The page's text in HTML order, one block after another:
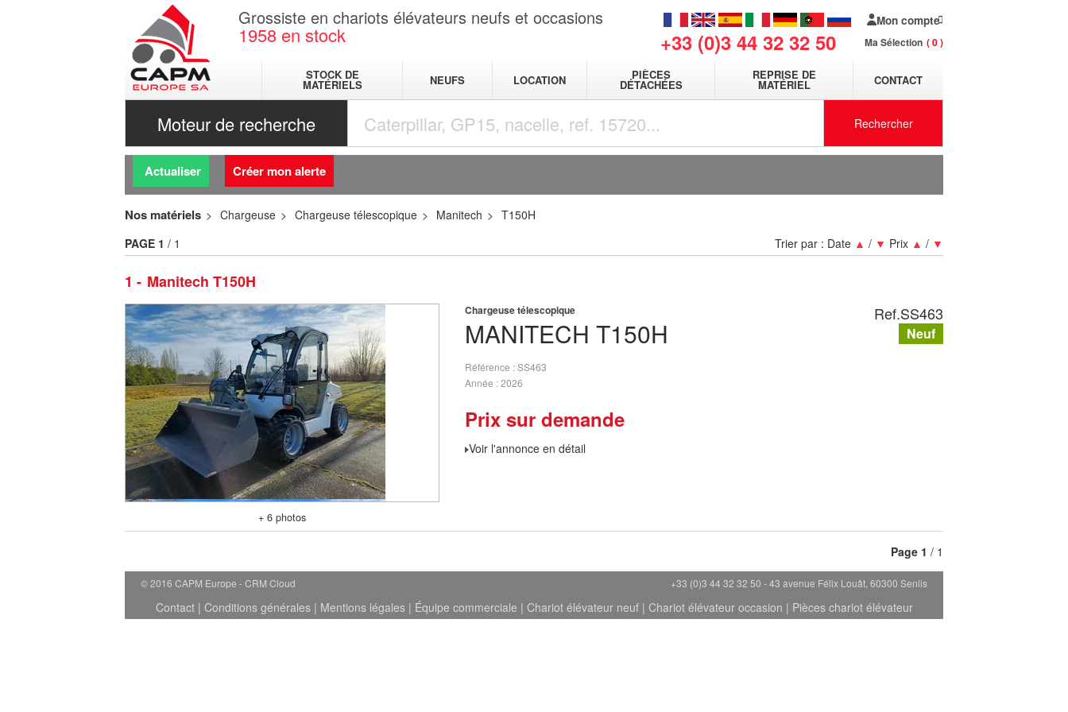
Grossiste en chariots élévateurs neufs et occasions
1958 en stock +33 (0)3 44 32 32 50
Mon compte
Ma Sélection 0
STOCK DE
MATÉRIELS NEUFS LOCATION PIÈCES
DÉTACHÉES
REPRISE DE
MATÉRIEL CONTACT
Moteur de recherche Rechercher
Actualiser Créer mon alerte
Nos matériels Chargeuse Chargeuse télescopique Manitech T150H
1 Manitech T150H
Trier par : Date ▲ / ▼ Prix ▲ / ▼
PAGE 1 / 1
+ 6 photos
MANITECH T150H
Chargeuse télescopique
Référence SS463
Année 2026
Prix sur demande
Voir l'annonce en détail
Ref.SS463
Neuf
Page 1 / 1
© 2016 CAPM Europe CRM Cloud +33 (0)3 44 32 32 50 - 43 avenue Félix Louât, 60300 Senlis
Contact| Conditions générales| Mentions légales| Équipe commerciale | Chariot élévateur neuf| Chariot élévateur occasion | Pièces chariot élévateur